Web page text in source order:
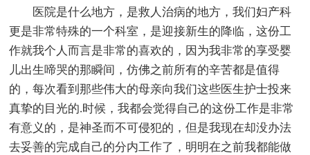
医院是什么地方，是救人治病的地方，我们妇产科
更是非常特殊的一个科室，是迎接新生的降临，这份工
作就我个人而言是非常的喜欢的，因为我非常的享受婴
儿出生啼哭的那瞬间，仿佛之前所有的辛苦都是值得
的，每次看到那些伟大的母亲向我们这些医生护士投来
真挚的目光的.时候，我都会觉得自己的这份工作是非常
有意义的，是神圣而不可侵犯的，但是我现在却没办法
去妥善的完成自己的分内工作了，明明在之前我都能做